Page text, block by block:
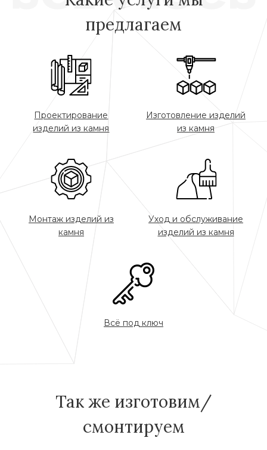
предлагаем
Проектирование
изделий из камня
Изготовление изделий
из камня
Монтаж изделий из
камня
Уход и обслуживание
изделий из камня
Всё под ключ
Так же изготовим/
смонтируем